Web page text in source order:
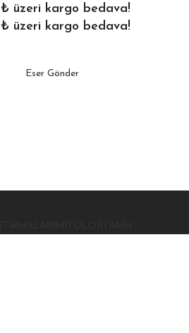
₺ üzeri kargo bedava!
₺ üzeri kargo bedava!
Eser Gönder